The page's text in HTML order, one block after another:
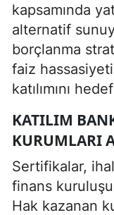
kapsamında
alternatif
borçlanma
faiz hassasiyeti
katılımını
KATILIM
KURUMLARI
Sertifikalar,
finans kuruluşu
Hak kazanan